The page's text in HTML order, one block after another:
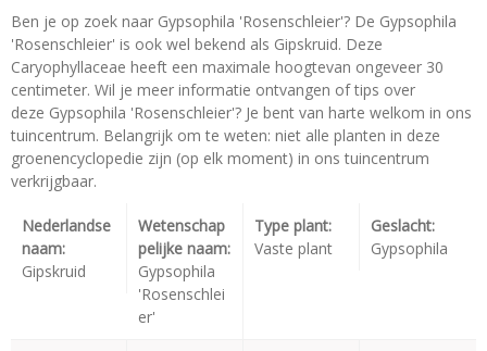
Ben je op zoek naar Gypsophila 'Rosenschleier'? De Gypsophila
'Rosenschleier' is ook wel bekend als Gipskruid. Deze
Caryophyllaceae heeft een maximale hoogtevan ongeveer 30
centimeter. Wil je meer informatie ontvangen of tips over
deze Gypsophila 'Rosenschleier'? Je bent van harte welkom in ons
tuincentrum. Belangrijk om te weten: niet alle planten in deze
groenencyclopedie zijn (op elk moment) in ons tuincentrum
verkrijgbaar.
Nederlandse
naam:
Gipskruid
Wetenschap
pelijke naam:
Gypsophila
'Rosenschlei
er'
Type plant:
Vaste plant
Geslacht:
Gypsophila